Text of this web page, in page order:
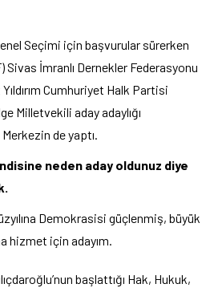
Seçimi için başvurular sürerken
Sivas İmranlı Dernekler Federasyonu
Cumhuriyet Halk Partisi
Milletvekili aday adaylığı
de yaptı.
neden aday oldunuz diye
Demokrasisi güçlenmiş, büyük
hizmet için adayım.
başlattığı Hak, Hukuk,